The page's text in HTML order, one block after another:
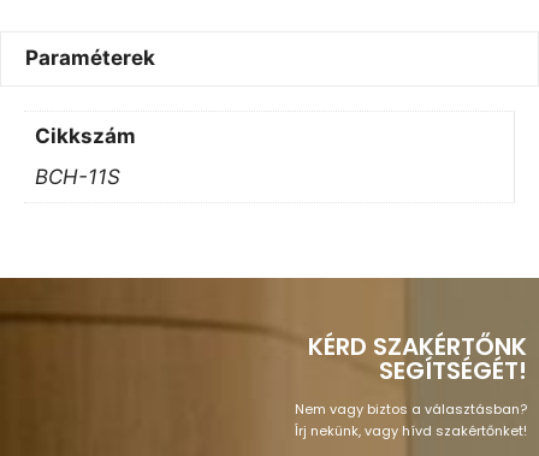
Paraméterek
Cikkszám
BCH-11S
KÉRD SZAKÉRTŐNK
SEGÍTSÉGÉT!
Nem vagy biztos a választásban?
Írj nekünk, vagy hívd szakértőnket!